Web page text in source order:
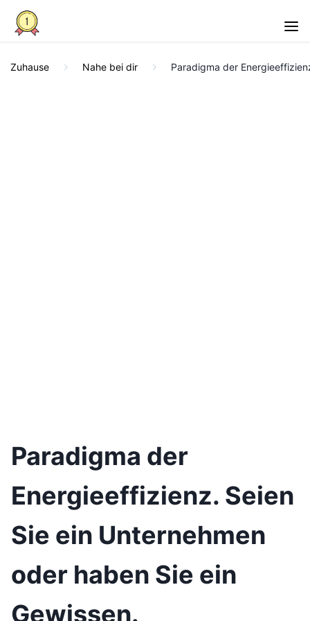
Zuhause Nahe bei dir Paradigma der
Paradigma der
Energieeffizienz. Seien
Sie ein Unternehmen
oder haben Sie ein
Gewissen.